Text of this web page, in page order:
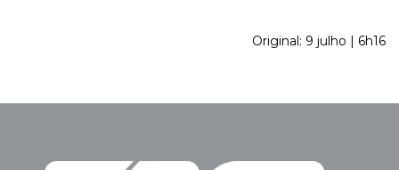
Original: 9 julho | 6h16